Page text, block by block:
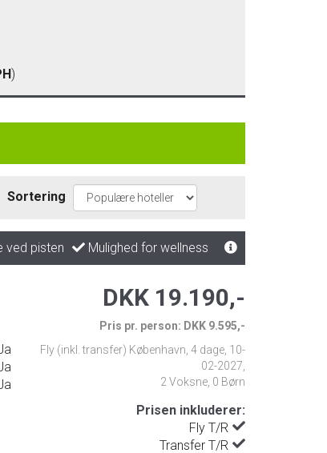
)
Sortering
ved pisten Mulighed for wellness
DKK 19.190,-
Pris pr. person: DKK 9.595,-
Fly (inkl. transfer) København 4 dage 10-
02-2027
2 Voksne, 0 Børn
Prisen inkluderer:
Fly T/R
Transfer T/R